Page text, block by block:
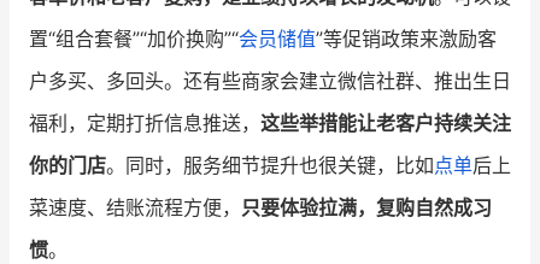
置“组合套餐”“加价换购”“会员储值”等促销政策来激励客
户多买、多回头。还有些商家会建立微信社群、推出生日
福利，定期打折信息推送， 这些举措能让老客户持续关注
你的门店。同时，服务细节提升也很关键，比如点单后上
菜速度、结账流程方便， 只要体验拉满，复购自然成习
惯。